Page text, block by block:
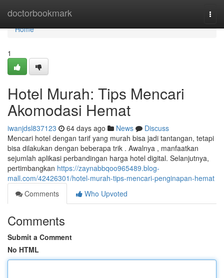
doctorbookmark
Home
Home
1
Hotel Murah: Tips Mencari
Akomodasi Hemat
iwanjdsl837123 64 days ago News
Discuss
Mencari hotel dengan tarif yang murah bisa jadi tantangan, tetapi
bisa dilakukan dengan beberapa trik . Awalnya , manfaatkan
sejumlah aplikasi perbandingan harga hotel digital. Selanjutnya,
pertimbangkan https://zaynabbqoo965489.blog-
mall.com/42426301/hotel-murah-tips-mencari-penginapan-hemat
Comments
Who Upvoted
Comments
Submit a Comment
No HTML